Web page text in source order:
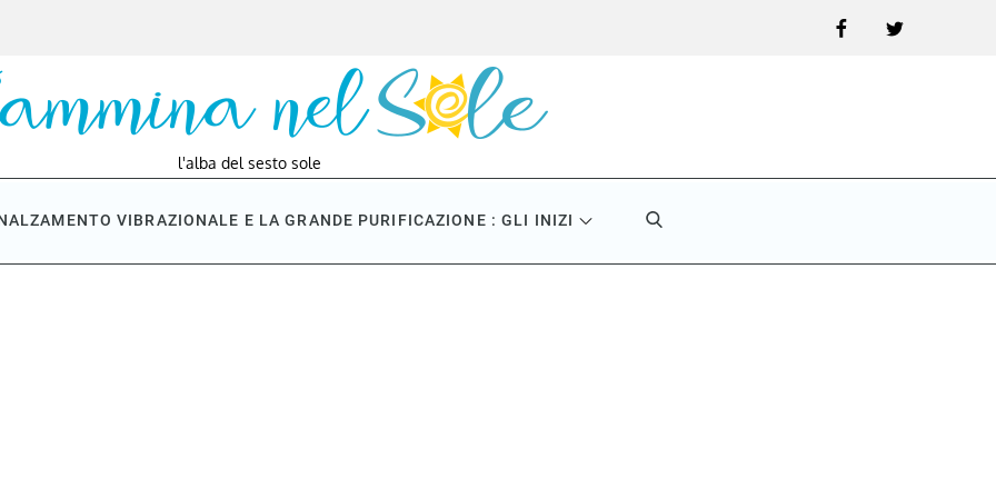
FacebookTwitter
l'alba del sesto sole
VIBRAZIONALE E LA GRANDE PURIFICAZIONE : GLI INIZI